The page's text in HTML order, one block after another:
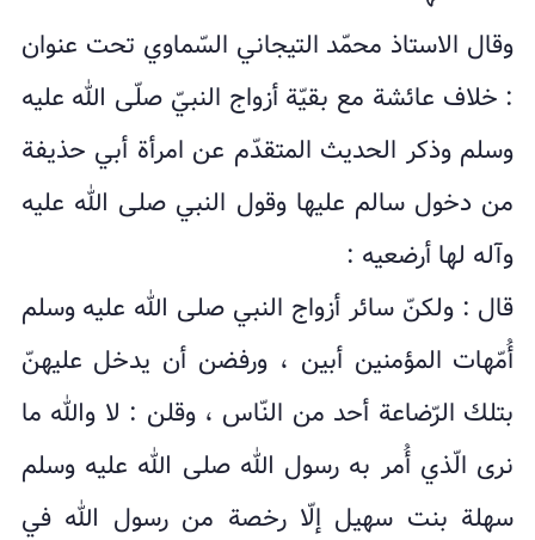
وقال الاستاذ محمّد التيجاني السّماوي تحت عنوان
: خلاف عائشة مع بقیّة أزواج النبيّ صلّى الله علیه
وسلم وذکر الحدیث المتقدّم عن امرأة أبي حذیفة
من دخول سالم علیها وقول النبي صلى الله علیه
وآله لها أرضعیه :
قال : ولکنّ سائر أزواج النبي صلى الله علیه وسلم
أُمّهات المؤمنین أبین ، ورفضن أن یدخل علیهنّ
بتلك الرّضاعة أحد من النّاس ، وقلن : لا والله ما
نرى الّذي أُمر به رسول الله صلى الله علیه وسلم
سهلة بنت سهیل إلّا رخصة من رسول الله في